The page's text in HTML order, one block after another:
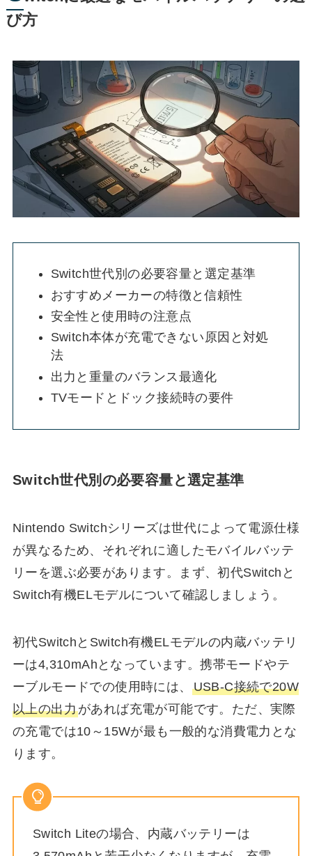
び方
Switch世代別の必要容量と選定基準
おすすめメーカーの特徴と信頼性
安全性と使用時の注意点
Switch本体が充電できない原因と対処
法
出力と重量のバランス最適化
TVモードとドック接続時の要件
Switch世代別の必要容量と選定基準
Nintendo Switchシリーズは世代によって電源仕様
が異なるため、それぞれに適したモバイルバッテ
リーを選ぶ必要があります。まず、初代Switchと
Switch有機ELモデルについて確認しましょう。
初代SwitchとSwitch有機ELモデルの内蔵バッテリ
ーは4,310mAhとなっています。携帯モードやテ
ーブルモードでの使用時には、 USB-C接続で20W
以上の出力があれば充電が可能です。ただ、実際
の充電では10～15Wが最も一般的な消費電力とな
ります。
Switch Liteの場合、内蔵バッテリーは